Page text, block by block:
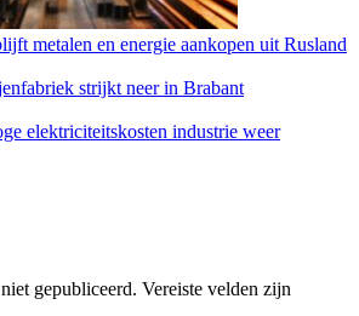
metalen en energie aankopen uit Rusland
strijkt neer in Brabant
elektriciteitskosten industrie weer
gepubliceerd. Vereiste velden zijn